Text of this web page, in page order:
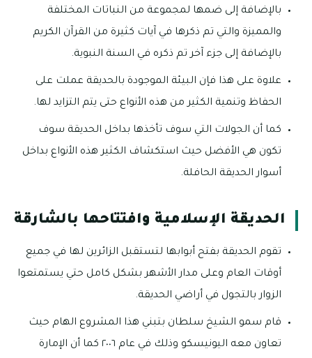
بالإضافة إلى ضمها لمجموعة من النباتات المختلفة
والمميزة والتي تم ذكرها في آيات كثيرة من القرآن الكريم
بالإضافة إلى جزء آخر تم ذكره في السنة النبوية.
علاوة على هذا فإن البيئة الموجودة بالحديقة عملت على
الحفاظ وتنمية الكثير من هذه الأنواع حتى يتم التزايد لها.
كما أن الجولات التي سوف تأخذها بداخل الحديقة سوف
تكون هي الأفضل حيث استكشاف الكثير هذه الأنواع بداخل
أسوار الحديقة الحافلة.
الحديقة الإسلامية وافتتاحها بالشارقة
تقوم الحديقة بفتح أبوابها لتستقبل الزائرين لها في جميع
أوقات العام وعلى مدار الأشهر بشكل كامل حتي يستمتعوا
الزوار بالتجول في أراضي الحديقة.
قام سمو الشيخ سلطان بتبني هذا المشروع الهام حيث
تعاون معه اليونيسكو وذلك في عام ٢٠٠٦ كما أن الإمارة